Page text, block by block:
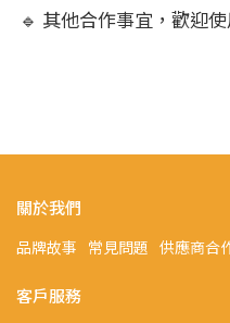
🔹 其他合作事宜，歡迎
關於我們
品牌故事 常見問題 供應商合
客戶服務